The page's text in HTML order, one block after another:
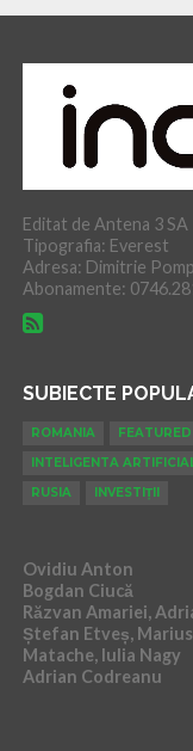
Editat de Antena 3 SA
Tipografia: Everest
Adresa: Dimitrie
Abonamente:
SUBIECTE
ROMANIA FEATURED
INTELIGENTA
RUSIA
INVESTIȚII
Ovidiu Anton
Bogdan Ciucă
Răzvan Amariei,
Ștefan Etveș,
Matache, Iulia Nagy
Adrian Codreanu